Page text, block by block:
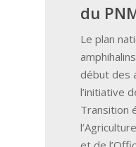
du
Le plan
amphihalins
début des
l’initiative
Transition